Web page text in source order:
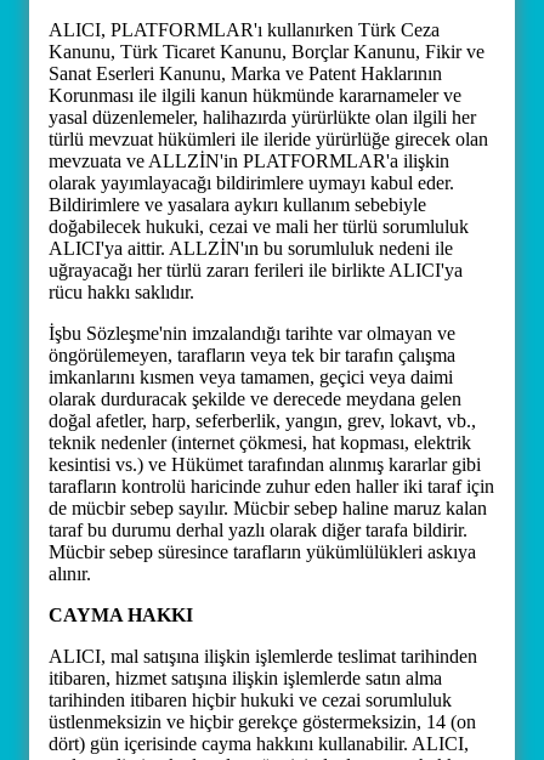
ALICI, PLATFORMLAR'ı kullanırken Türk Ceza
Kanunu, Türk Ticaret Kanunu, Borçlar Kanunu, Fikir ve
Sanat Eserleri Kanunu, Marka ve Patent Haklarının
Korunması ile ilgili kanun hükmünde kararnameler ve
yasal düzenlemeler, halihazırda yürürlükte olan ilgili her
türlü mevzuat hükümleri ile ileride yürürlüğe girecek olan
mevzuata ve ALLZİN'in PLATFORMLAR'a ilişkin
olarak yayımlayacağı bildirimlere uymayı kabul eder.
Bildirimlere ve yasalara aykırı kullanım sebebiyle
doğabilecek hukuki, cezai ve mali her türlü sorumluluk
ALICI'ya aittir. ALLZİN'ın bu sorumluluk nedeni ile
uğrayacağı her türlü zararı ferileri ile birlikte ALICI'ya
rücu hakkı saklıdır.
İşbu Sözleşme'nin imzalandığı tarihte var olmayan ve
öngörülemeyen, tarafların veya tek bir tarafın çalışma
imkanlarını kısmen veya tamamen, geçici veya daimi
olarak durduracak şekilde ve derecede meydana gelen
doğal afetler, harp, seferberlik, yangın, grev, lokavt, vb.,
teknik nedenler (internet çökmesi, hat kopması, elektrik
kesintisi vs.) ve Hükümet tarafından alınmış kararlar gibi
tarafların kontrolü haricinde zuhur eden haller iki taraf için
de mücbir sebep sayılır. Mücbir sebep haline maruz kalan
taraf bu durumu derhal yazlı olarak diğer tarafa bildirir.
Mücbir sebep süresince tarafların yükümlülükleri askıya
alınır.
CAYMA HAKKI
ALICI, mal satışına ilişkin işlemlerde teslimat tarihinden
itibaren, hizmet satışına ilişkin işlemlerde satın alma
tarihinden itibaren hiçbir hukuki ve cezai sorumluluk
üstlenmeksizin ve hiçbir gerekçe göstermeksizin, 14 (on
dört) gün içerisinde cayma hakkını kullanabilir. ALICI,